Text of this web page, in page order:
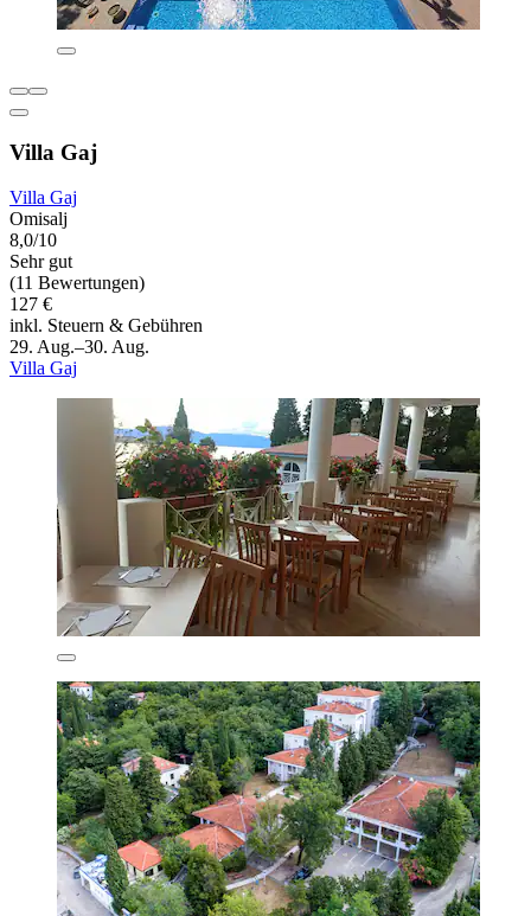
Villa Gaj
Villa Gaj
Omisalj
8,0/10
Sehr gut
(11 Bewertungen)
127 €
inkl. Steuern & Gebühren
29. Aug.–30. Aug.
Villa Gaj